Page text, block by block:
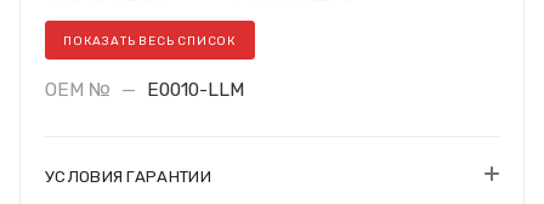
ПОКАЗАТЬ ВЕСЬ СПИСОК
OEM № — E0010-LLM
УСЛОВИЯ ГАРАНТИИ